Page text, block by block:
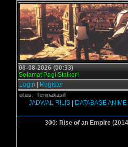
08-08-2026 (00:33)
Selamat Pagi Stalker!
Login
Register
- Terimakasih
JADWAL RILIS| DATABASE
300: Rise of an Empire